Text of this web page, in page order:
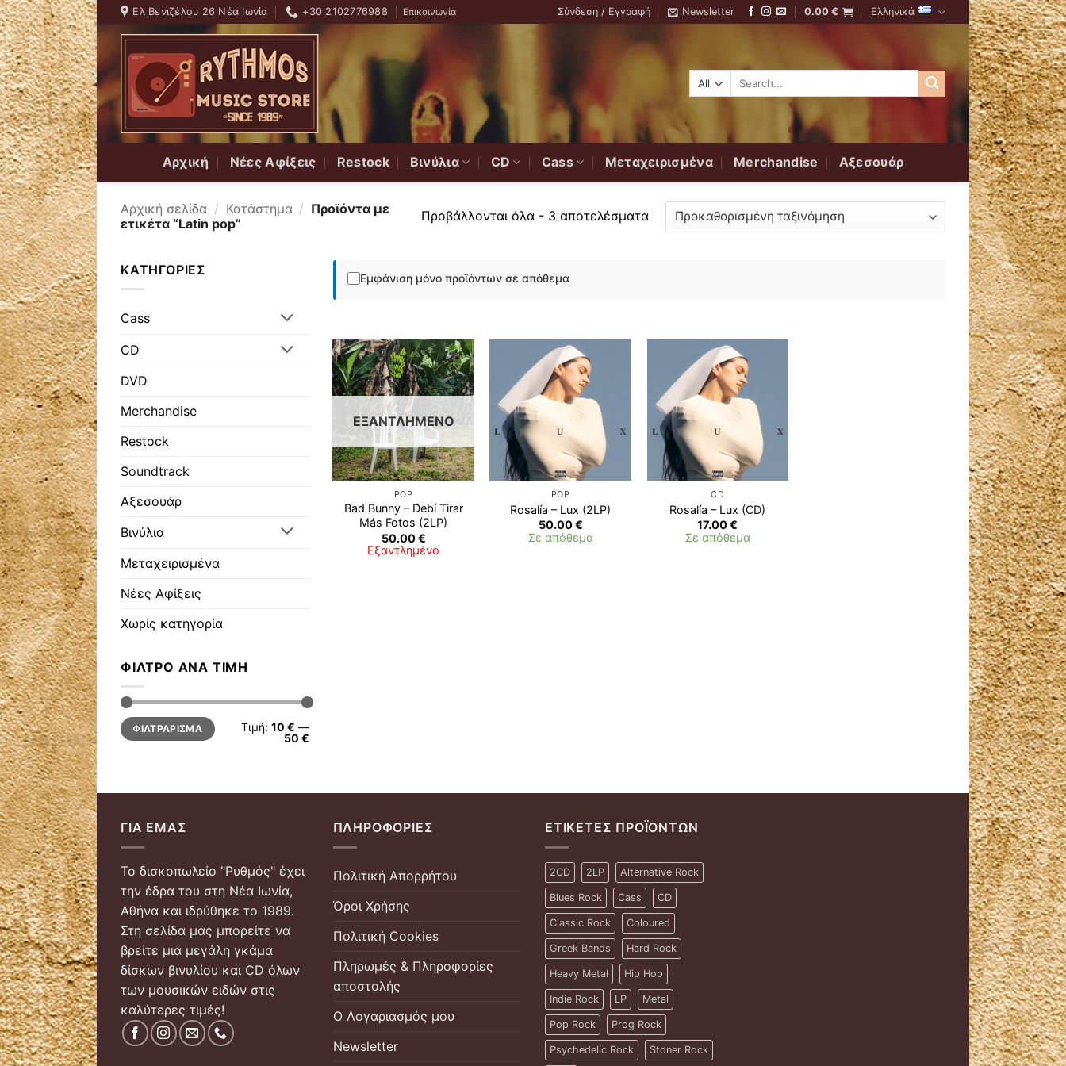
Skip
to
content
Ελ Βενιζέλου 26 Νέα Ιωνία +30 2102776988 Επικοινωνία Σύνδεση / Εγγραφή Newsletter 0.00€ Ελληνικά
Αναζήτηση
Αρχική Νέες Αφίξεις Restock Βινύλια CD Cass Μεταχειρισμένα Merchandise Αξεσουάρ
Αρχική σελίδα / Κατάστημα / Προϊόντα με
ετικέτα “Latin pop”
Προβάλλονται όλα - 3 αποτελέσματα
ΚΑΤΗΓΟΡΊΕΣ
Cass
CD
DVD
Merchandise
Restock
Soundtrack
Αξεσουάρ
Βινύλια
Μεταχειρισμένα
Νέες Αφίξεις
Χωρίς κατηγορία
ΦΊΛΤΡΟ ΑΝΆ ΤΙΜΉ
Ελάχιστη
τιμή
Μέγιστη
τιμήΦΙΛΤΡΆΡΙΣΜΑ Τιμή: 10 € —
50 €
Εμφάνιση μόνο προϊόντων σε απόθεμα
Προσθήκη
στη λίστα
επιθυμιών
ΕΞΑΝΤΛΗΜΈΝΟ
POP
Bad Bunny – Debí Tirar
Más Fotos (2LP)
50.00€
Εξαντλημένο
Προσθήκη
στη λίστα
επιθυμιών
POP
Rosalía – Lux (2LP)
50.00€
Σε απόθεμα
Προσθήκη
στη λίστα
επιθυμιών
CD
Rosalía – Lux (CD)
17.00€
Σε απόθεμα
ΓΙΑ ΕΜΆΣ
Το δισκοπωλείο "Ρυθμός" έχει
την έδρα του στη Νέα Ιωνία,
Αθήνα και ιδρύθηκε το 1989.
Στη σελίδα μας μπορείτε να
βρείτε μια μεγάλη γκάμα
δίσκων βινυλίου και CD όλων
των μουσικών ειδών στις
καλύτερες τιμές!
ΠΛΗΡΟΦΟΡΊΕΣ
Πολιτική Απορρήτου
Όροι Χρήσης
Πολιτική Cookies
Πληρωμές & Πληροφορίες
αποστολής
Ο Λογαριασμός μου
Newsletter
ΕΤΙΚΈΤΕΣ ΠΡΟΪΌΝΤΩΝ
2CD 2LP Alternative Rock
Blues Rock Cass CD
Classic Rock Coloured
Greek Bands Hard Rock
Heavy Metal Hip Hop
Indie Rock LP Metal
Pop Rock Prog Rock
Psychedelic Rock Stoner Rock